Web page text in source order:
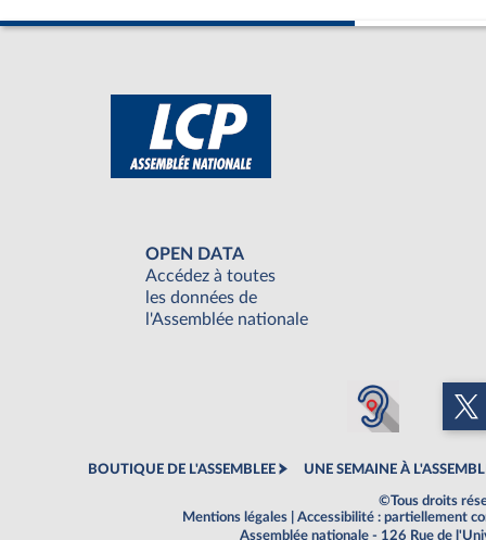
OPEN DATA
Accédez à toutes
les données de
l'Assemblée nationale
BOUTIQUE DE L'ASSEMBLEE UNE SEMAINE À
©Tous droits
Mentions légales
Accessibilité : partiellement
Assemblée nationale - 126 Rue de